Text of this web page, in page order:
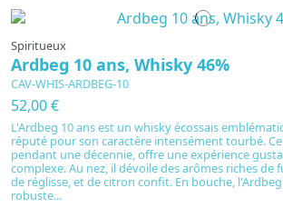
Spiritueux
Ardbeg 10 ans, Whisky 46%
CAV-WHIS-ARDBEG-10
52,00 €
L'Ardbeg 10 ans est un whisky écossais
réputé pour son caractère intensément tourbé.
pendant une décennie, offre une expérience
complexe. Au nez, il dévoile des arômes riches de
de réglisse, et de citron confit. En bouche,
robuste...